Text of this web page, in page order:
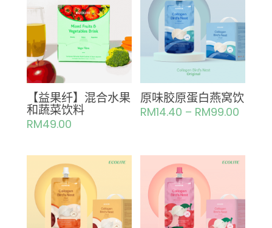
【益果纤】混合水果
和蔬菜饮料
RM49.00
原味胶原蛋白燕窝饮
RM14.40 – RM99.00